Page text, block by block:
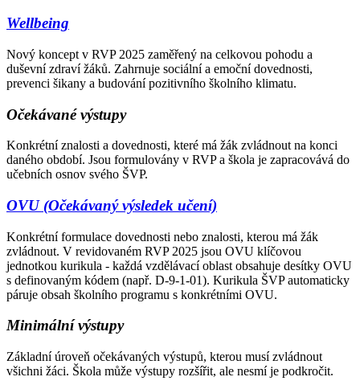
Wellbeing
Nový koncept v RVP 2025 zaměřený na celkovou pohodu a
duševní zdraví žáků. Zahrnuje sociální a emoční dovednosti,
prevenci šikany a budování pozitivního školního klimatu.
Očekávané výstupy
Konkrétní znalosti a dovednosti, které má žák zvládnout na konci
daného období. Jsou formulovány v RVP a škola je zapracovává do
učebních osnov svého ŠVP.
OVU (Očekávaný výsledek učení)
Konkrétní formulace dovednosti nebo znalosti, kterou má žák
zvládnout. V revidovaném RVP 2025 jsou OVU klíčovou
jednotkou kurikula - každá vzdělávací oblast obsahuje desítky OVU
s definovaným kódem (např. D-9-1-01). Kurikula ŠVP automaticky
páruje obsah školního programu s konkrétními OVU.
Minimální výstupy
Základní úroveň očekávaných výstupů, kterou musí zvládnout
všichni žáci. Škola může výstupy rozšířit, ale nesmí je podkročit.